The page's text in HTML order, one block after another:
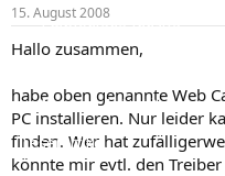
Empfohlene Inhalte
Neueste Aktivitäten
Leserartikel
m
15. August 2008
Hallo zusammen,
habe oben genannte Web
PC installieren. Nur leider
finden. Wer hat
könnte mir evtl. den Treiber